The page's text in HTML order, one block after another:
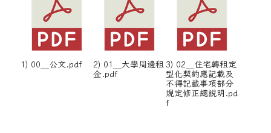
1) 00__公文.pdf
2) 01__大學周邊租
金.pdf
3) 02__住宅轉租定
型化契約應記載及
不得記載事項部分
規定修正總說明.pd
f